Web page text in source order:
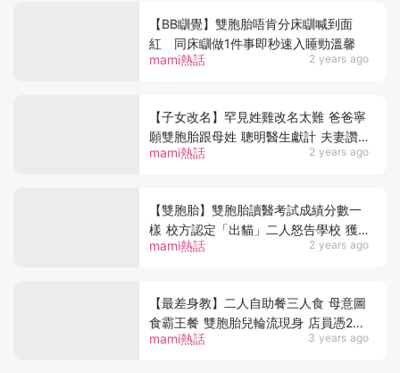
mami熱話 2 years ago
【BB瞓覺】雙胞胎唔肯分床瞓喊到面
紅 同床瞓做1件事即秒速入睡勁溫馨
mami熱話 2 years ago
【子女改名】罕見姓雞改名太難 爸爸寧
願雙胞胎跟母姓 聰明醫生獻計 夫妻讚
太有寓意
mami熱話 2 years ago
【雙胞胎】雙胞胎讀醫考試成績分數一
樣 校方認定「出貓」二人怒告學校 獲
賠償千萬元
mami熱話 3 years ago
【最差身教】二人自助餐三人食 母意圖
食霸王餐 雙胞胎兒輪流現身 店員憑2細
節識破